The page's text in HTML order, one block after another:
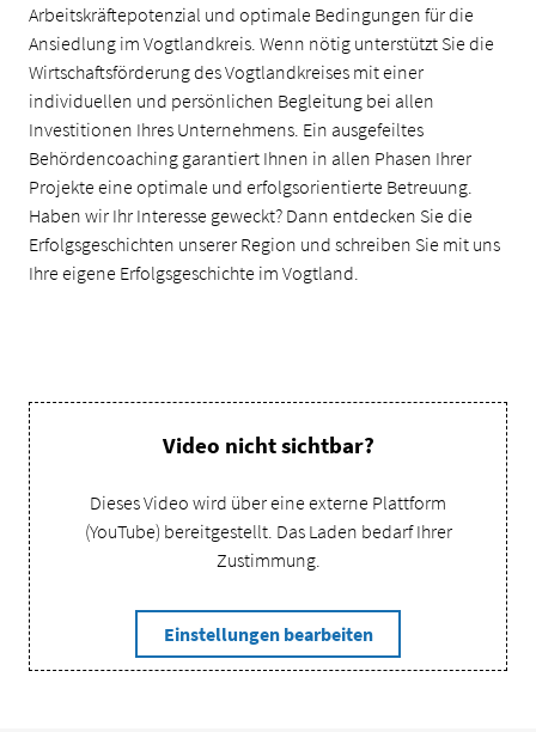
Arbeitskräftepotenzial und optimale Bedingungen für die
Ansiedlung im Vogtlandkreis. Wenn nötig unterstützt Sie die
Wirtschaftsförderung des Vogtlandkreises mit einer
individuellen und persönlichen Begleitung bei allen
Investitionen Ihres Unternehmens. Ein ausgefeiltes
Behördencoaching garantiert Ihnen in allen Phasen Ihrer
Projekte eine optimale und erfolgsorientierte Betreuung.
Haben wir Ihr Interesse geweckt? Dann entdecken Sie die
Erfolgsgeschichten unserer Region und schreiben Sie mit uns
Ihre eigene Erfolgsgeschichte im Vogtland.
Video nicht sichtbar?
Dieses Video wird über eine externe Plattform
(YouTube) bereitgestellt. Das Laden bedarf Ihrer
Zustimmung.
Einstellungen bearbeiten